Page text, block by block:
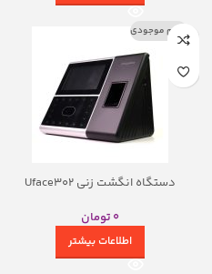
اتمام موجودی
دستگاه انگشت زنی Uface302
0 تومان
اطلاعات بیشتر